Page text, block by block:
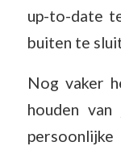
up-to-date
buiten te
Nog vaker
houden